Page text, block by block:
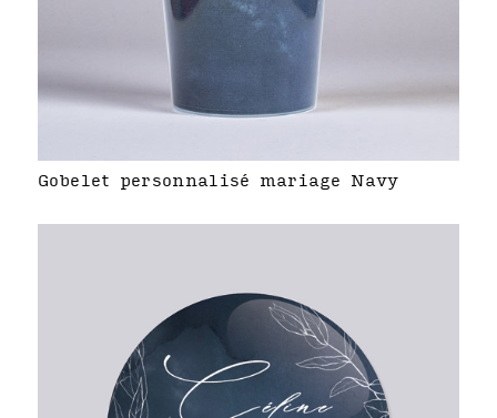
Gobelet personnalisé mariage Navy